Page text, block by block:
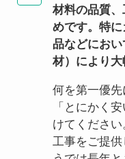
材料の品質
めです。特
品などにお
材）により大
何を第一優先
「とにかく
けてくださ
工事をご提